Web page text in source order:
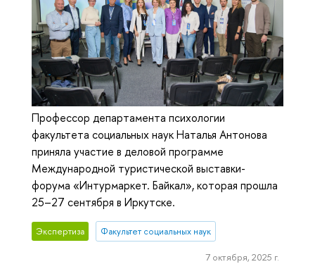
Профессор департамента психологии
факультета социальных наук Наталья Антонова
приняла участие в деловой программе
Международной туристической выставки-
форума «Интурмаркет. Байкал», которая прошла
25–27 сентября в Иркутске.
Экспертиза Факультет социальных наук
7 октября, 2025 г.